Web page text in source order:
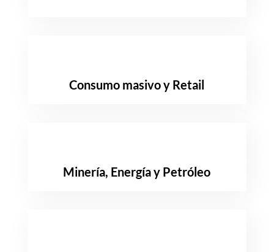
Consumo masivo y Retail
Minería, Energía y Petróleo